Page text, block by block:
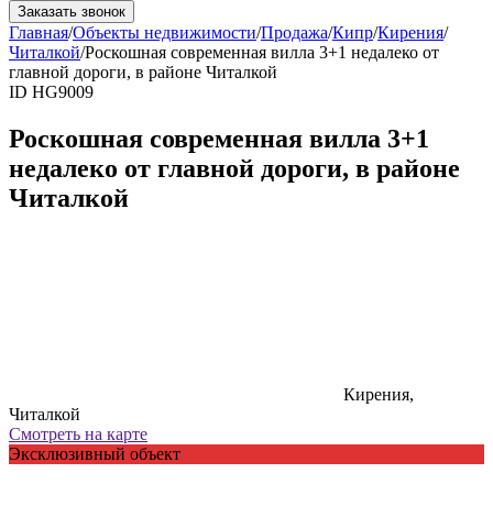
Заказать звонок
Главная/Объекты недвижимости/Продажа/Кипр/Кирения/
Читалкой/Роскошная современная вилла 3+1 недалеко от
главной дороги, в районе Читалкой
ID HG9009
Роскошная современная вилла 3+1
недалеко от главной дороги, в районе
Читалкой
Кирения,
Читалкой
Смотреть на карте
Эксклюзивный объект